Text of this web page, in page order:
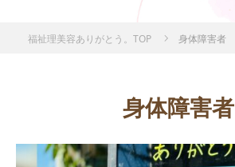
福祉理美容ありがとう。TOP 身体障害者
身体障害者